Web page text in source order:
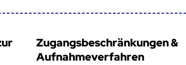
Zugangsbeschränkungen &
Aufnahmeverfahren